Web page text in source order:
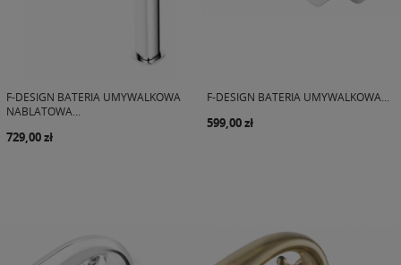
F-DESIGN BATERIA UMYWALKOWA
NABLATOWA...
729,00 zł
F-DESIGN BATERIA UMYWALKOWA...
599,00 zł